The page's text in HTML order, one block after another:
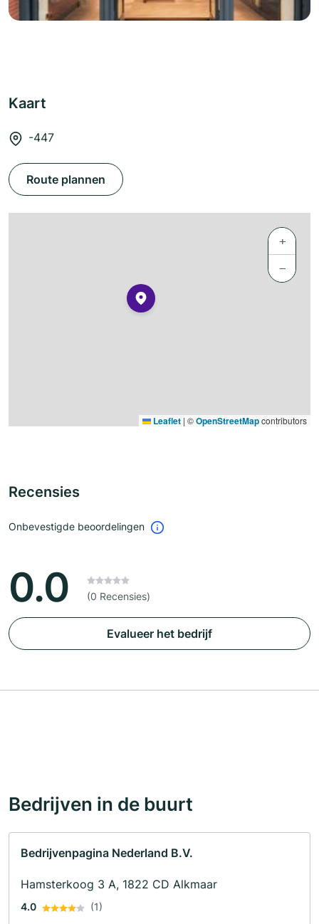
Kaart
-447
Route plannen
+
−
Leaflet | ©OpenStreetMapcontributors
Recensies
Onbevestigde beoordelingen
0.0 (0 Recensies)
Evalueer het bedrijf
Bedrijven in de buurt
Bedrijvenpagina Nederland B.V.
Hamsterkoog 3 A, 1822 CD Alkmaar
4.0 (1)